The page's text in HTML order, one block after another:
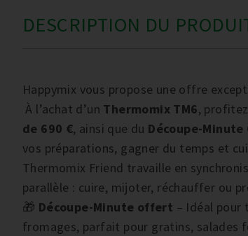
DESCRIPTION DU
Happymix vous propose une offre
À l’achat d’un Thermomix TM6,
de 690 €, ainsi que du Découpe-Minute
vos préparations, gagner du temps et
Thermomix Friend travaille en
parallèle : cuire, mijoter, réchauffer ou
🎁 Découpe-Minute offert – Idéal pour
fromages, parfait pour gratins, salades